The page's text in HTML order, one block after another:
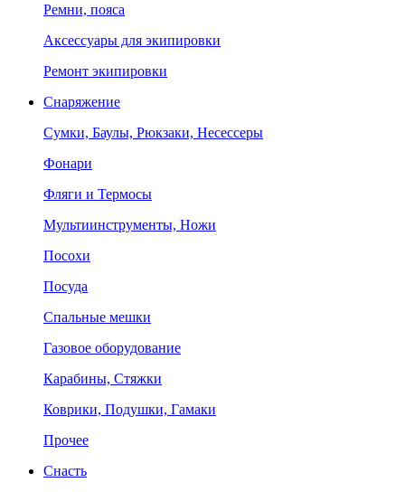
Ремни, пояса
Аксессуары для экипировки
Ремонт экипировки
Снаряжение
Сумки, Баулы, Рюкзаки, Несессеры
Фонари
Фляги и Термосы
Мультиинструменты, Ножи
Посохи
Посуда
Спальные мешки
Газовое оборудование
Карабины, Стяжки
Коврики, Подушки, Гамаки
Прочее
Снасть